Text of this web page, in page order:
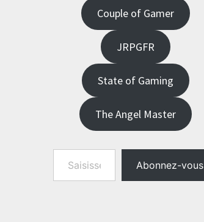
Couple of Gamer
JRPGFR
State of Gaming
The Angel Master
Saisissez votre adresse e-mail…
Abonnez-vous